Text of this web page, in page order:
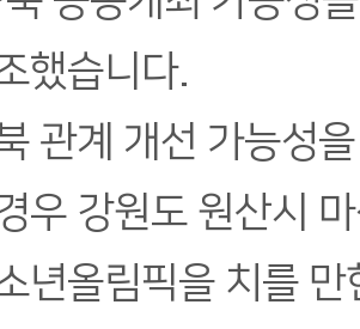
했습니다.
관계 개선 가능성
우 강원도 원산시
년올림픽을 치를